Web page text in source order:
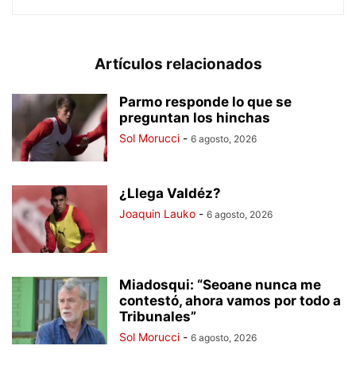
Artículos relacionados
Parmo responde lo que se
preguntan los hinchas
Sol Morucci - 6 agosto, 2026
¿Llega Valdéz?
Joaquin Lauko - 6 agosto, 2026
Miadosqui: “Seoane nunca me
contestó, ahora vamos por todo a
Tribunales”
Sol Morucci - 6 agosto, 2026